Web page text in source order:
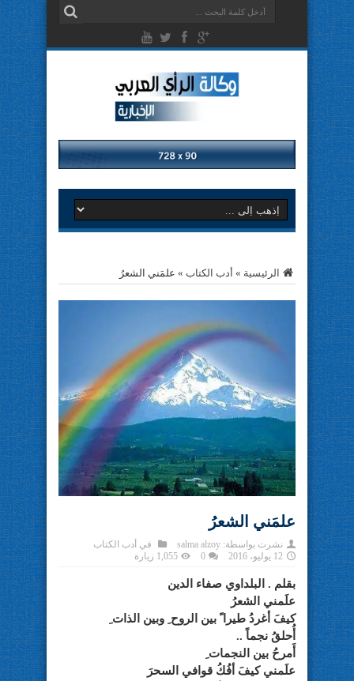
الرئيسية » أدب الكتاب » علمَني الشعرُ
علمَني الشعرُ
نشرت بواسطة: salma alzoy في أدب الكتاب
12 يوليو، 2016
0 1,055 زيارة
بقلم . البلداوي صفاء الدين
علَمني الشعرُ
كيفَ أغردُ طيرا ً بين الروح ِ وبين الذات ِ
أُحلقُ نجماً ..
أَمرحُ بين النجمات ِ
علَمني كيفَ أفُكُ قوافي السحرَ